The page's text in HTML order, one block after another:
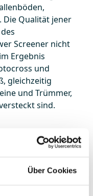
Über Cookies
Die Qualität jener
Screener nicht
Ergebnis
und
gleichzeitig
und Trümmer,
sind.
vor jeder
vom Boden
um
Der CBC